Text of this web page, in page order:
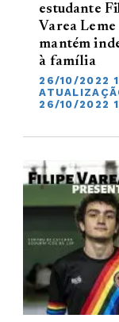
estudante
Varea Leme
mantém
à família
26/10/2022
26/10/2022